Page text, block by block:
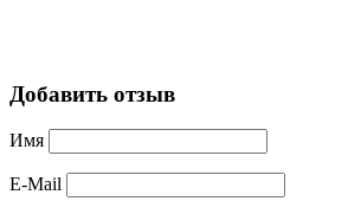
Добавить отзыв
Имя
E-Mail